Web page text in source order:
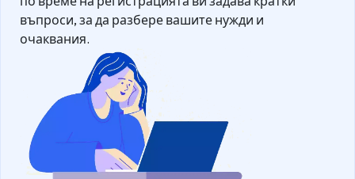
въпроси, за да разбере вашите нужди и
очаквания.